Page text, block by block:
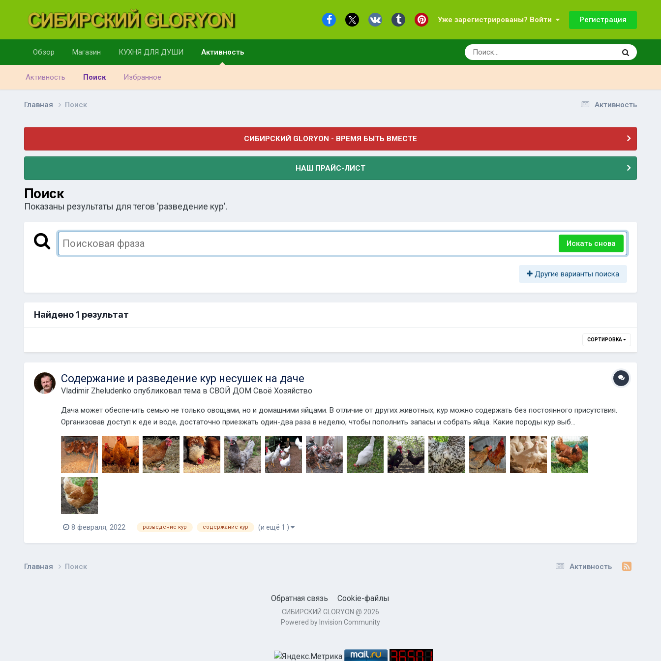
Уже зарегистрированы? Войти Регистрация
Обзор Магазин КУХНЯ ДЛЯ ДУШИ Активность
Активность Поиск Избранное
Активность
Главная Поиск
СИБИРСКИЙ GLORYON - ВРЕМЯ БЫТЬ ВМЕСТЕ
НАШ ПРАЙС-ЛИСТ
Поиск
Показаны результаты для тегов 'разведение кур'.
Искать снова
Другие варианты поиска
Найдено 1 результат
СОРТИРОВКА
Содержание и разведение кур несушек на даче
Vladimir Zheludenko опубликовал тема в СВОЙ ДОМ Своё Хозяйство
Дача может обеспечить семью не только овощами, но и домашними яйцами. В отличие от других животных, кур можно содержать без постоянного присутствия.
Организовав доступ к еде и воде, достаточно приезжать один-два раза в неделю, чтобы пополнить запасы и собрать яйца. Какие породы кур выб...
8 февраля, 2022 разведение кур содержание кур (и ещё 1 )
Активность
Главная Поиск
Обратная связь Cookie-файлы
СИБИРСКИЙ GLORYON @ 2026
Powered by Invision Community